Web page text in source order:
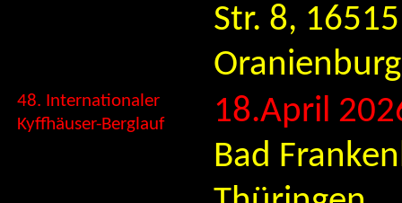
Str. 8, 16515
Oranienburg
48. Internationaler
Kyffhäuser-Berglauf
18.April
Bad